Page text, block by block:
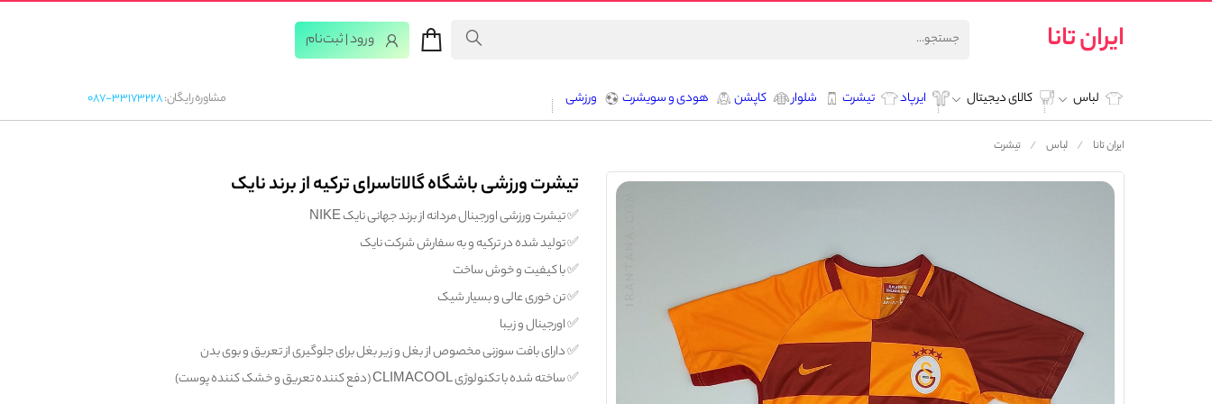
ایران تانا ورود | ثبت‌‌نام
لباس کالای دیجیتال ایرپاد تیشرت شلوار کاپشن هودی و سویشرت ورزشی مشاوره رایگان:087-33173228
ایران تانا لباس تیشرت
تیشرت ورزشی باشگاه گالاتاسرای ترکیه از برند نایک
✅️ تیشرت ورزشی اورجینال مردانه از برند جهانی نایک NIKE
✅️ تولید شده در ترکیه و به سفارش شرکت نایک
✅️ با کیفیت و خوش ساخت
✅️ تن خوری عالی و بسیار شیک
✅️ اورجینال و زیبا
✅️ دارای بافت سوزنی مخصوص از بغل و زیر بغل برای جلوگیری از تعریق و بوی بدن
✅️ ساخته شده با تکنولوژی CLIMACOOL (دفع کننده تعریق و خشک کننده پوست)